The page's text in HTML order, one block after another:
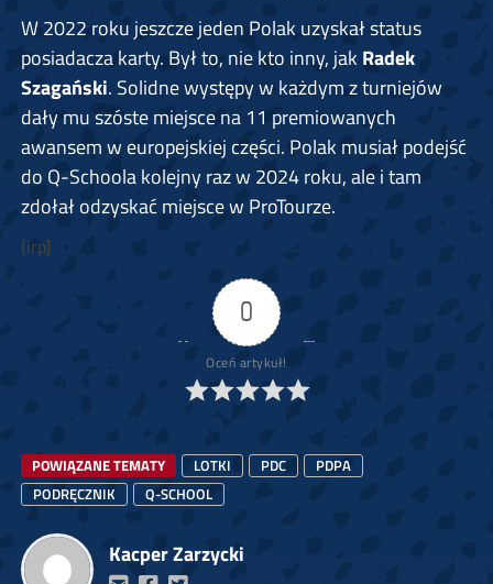
W 2022 roku jeszcze jeden Polak uzyskał status
posiadacza karty. Był to, nie kto inny, jak Radek
Szagański. Solidne występy w każdym z turniejów
dały mu szóste miejsce na 11 premiowanych
awansem w europejskiej części. Polak musiał podejść
do Q-Schoola kolejny raz w 2024 roku, ale i tam
zdołał odzyskać miejsce w ProTourze.
[irp]
0
Oceń artykuł!
POWIĄZANE TEMATY LOTKI PDC
PDPA
PODRĘCZNIK
Q-SCHOOL
Kacper Zarzycki